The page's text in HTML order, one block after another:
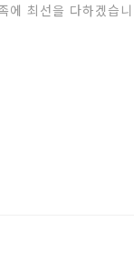
에 최선을 다하겠습